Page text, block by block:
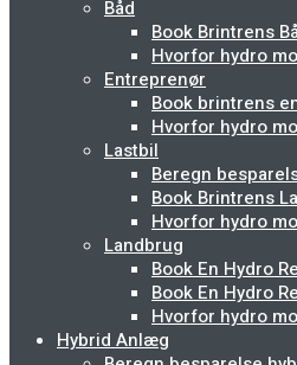
Båd
Book Brintrens
Hvorfor hydro
Entreprenør
Book brintrens
Hvorfor hydro
Lastbil
Beregn
Book Brintrens
Hvorfor hydro
Landbrug
Book En Hydro
Book En Hydro
Hvorfor hydro
Hybrid Anlæg